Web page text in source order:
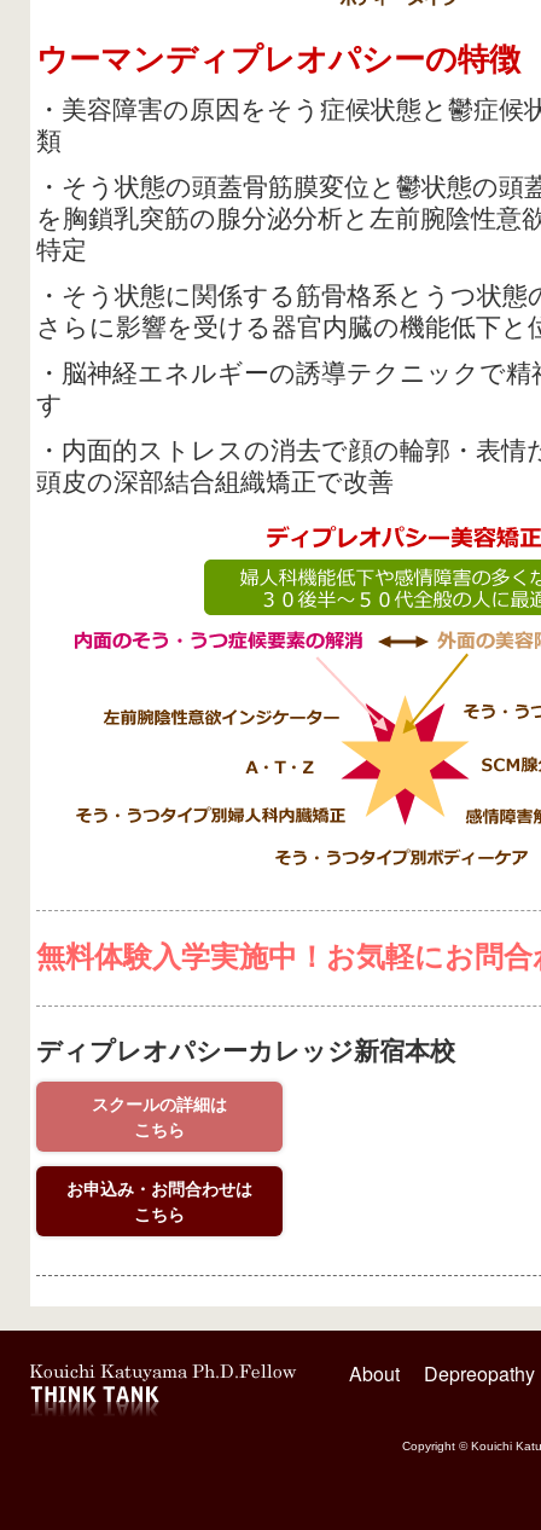
ウーマンディプレオパシーの特徴
・美容障害の原因をそう症候状態と鬱症候
類
・そう状態の頭蓋骨筋膜変位と鬱状態の頭
を胸鎖乳突筋の腺分泌分析と左前腕陰性意
特定
・そう状態に関係する筋骨格系とうつ状態
さらに影響を受ける器官内臓の機能低下と
・脳神経エネルギーの誘導テクニックで
す
・内面的ストレスの消去で顔の輪郭・表
頭皮の深部結合組織矯正で改善
無料体験入学実施中！お気軽にお問
ディプレオパシーカレッジ新宿本校
スクールの詳細は
こちら
お申込み・お問合わせは
こちら
About Depreopathy
Copyright © Kouichi